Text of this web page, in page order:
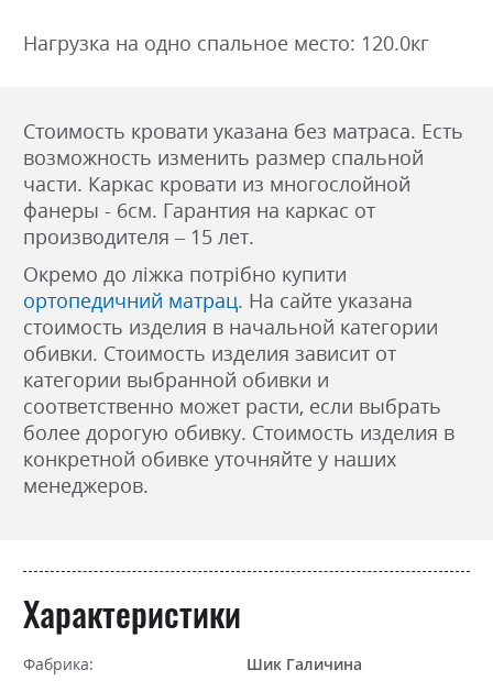
Нагрузка на одно спальное место: 120.0кг
Стоимость кровати указана без матраса. Есть
возможность изменить размер спальной
части. Каркас кровати из многослойной
фанеры - 6см. Гарантия на каркас от
производителя – 15 лет.
Окремо до ліжка потрібно купити
ортопедичний матрац. На сайте указана
стоимость изделия в начальной категории
обивки. Стоимость изделия зависит от
категории выбранной обивки и
соответственно может расти, если выбрать
более дорогую обивку. Стоимость изделия в
конкретной обивке уточняйте у наших
менеджеров.
Характеристики
Фабрика: Шик Галичина